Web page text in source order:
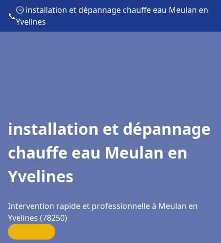
📞
🕒 installation et dépannage chauffe eau Meulan en
Yvelines
installation et dépannage
chauffe eau Meulan en
Yvelines
Intervention rapide et professionnelle à Meulan en
Yvelines (78250)